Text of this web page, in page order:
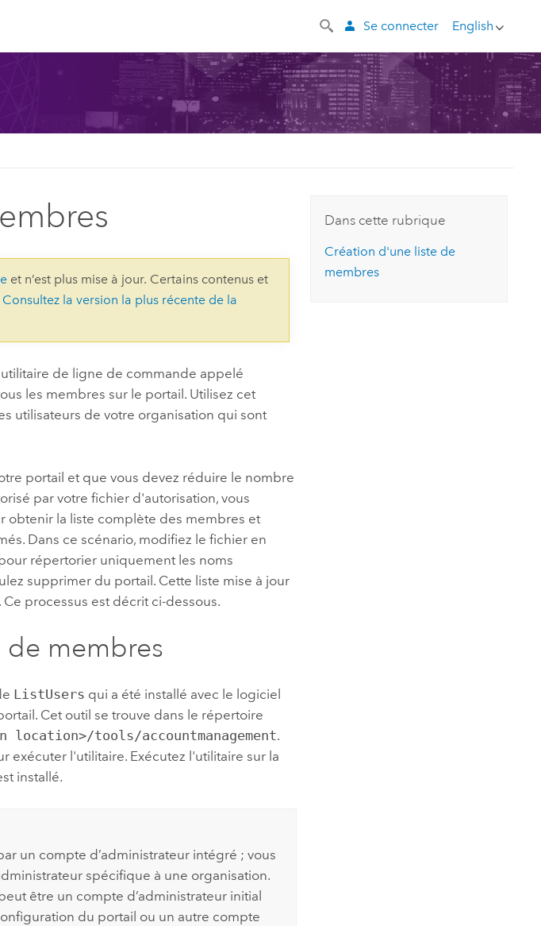
English
Se connecter
et n’est plus mise à jour. Certains contenus et
Consultez la version la plus récente de la
de ligne de commande appelé
les membres sur le portail. Utilisez cet
utilisateurs de votre organisation qui sont
portail et que vous devez réduire le nombre
par votre fichier d'autorisation, vous
obtenir la liste complète des membres et
Dans ce scénario, modifiez le fichier en
répertorier uniquement les noms
supprimer du portail. Cette liste mise à jour
. Ce processus est décrit ci-dessous.
membres
ListUsers qui a été installé avec le logiciel
Cet outil se trouve dans le répertoire
tools/accountmanagement.
exécuter l'utilitaire. Exécutez l'utilitaire sur la
installé.
un compte d’administrateur intégré ; vous
spécifique à une organisation.
être un compte d’administrateur initial
du portail ou un autre compte
Dans cette rubrique
Création d'une liste de
membres